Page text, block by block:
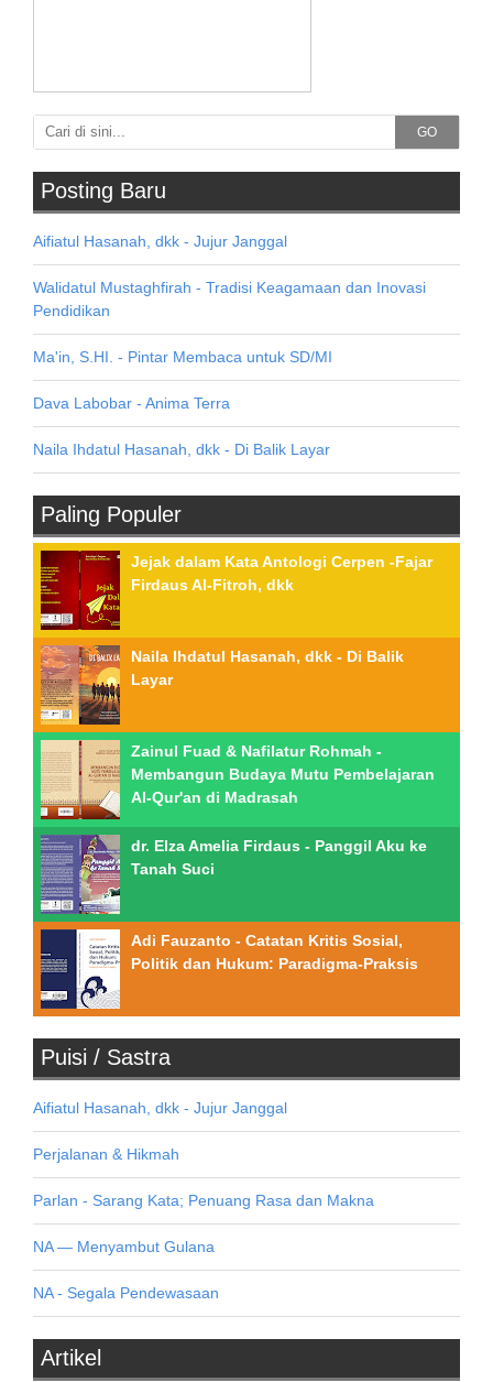
GO
Posting Baru
Aifiatul Hasanah, dkk - Jujur Janggal
Walidatul Mustaghfirah - Tradisi Keagamaan dan Inovasi
Pendidikan
Ma'in, S.HI. - Pintar Membaca untuk SD/MI
Dava Labobar - Anima Terra
Naila Ihdatul Hasanah, dkk - Di Balik Layar
Paling Populer
Jejak dalam Kata Antologi Cerpen -Fajar
Firdaus Al-Fitroh, dkk
Naila Ihdatul Hasanah, dkk - Di Balik
Layar
Zainul Fuad & Nafilatur Rohmah -
Membangun Budaya Mutu Pembelajaran
Al-Qur'an di Madrasah
dr. Elza Amelia Firdaus - Panggil Aku ke
Tanah Suci
Adi Fauzanto - Catatan Kritis Sosial,
Politik dan Hukum: Paradigma-Praksis
Puisi / Sastra
Aifiatul Hasanah, dkk - Jujur Janggal
Perjalanan & Hikmah
Parlan - Sarang Kata; Penuang Rasa dan Makna
NA — Menyambut Gulana
NA - Segala Pendewasaan
Artikel